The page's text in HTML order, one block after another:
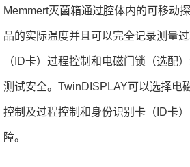
Memmert灭菌箱通过腔体内的可移动
品的实际温度并且可以完全记录测量
（ID卡）过程控制和电磁门锁（选配
测试安全。TwinDISPLAY可以选择电
控制及过程控制和身份识别卡（ID卡
障。